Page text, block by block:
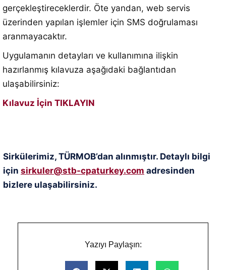
gerçekleştireceklerdir. Öte yandan, web servis
üzerinden yapılan işlemler için SMS doğrulaması
aranmayacaktır.
Uygulamanın detayları ve kullanımına ilişkin
hazırlanmış kılavuza aşağıdaki bağlantıdan
ulaşabilirsiniz:
Kılavuz İçin TIKLAYIN
Sirkülerimiz, TÜRMOB’dan alınmıştır. Detaylı bilgi
için sirkuler@stb-cpaturkey.com adresinden
bizlere ulaşabilirsiniz.
Yazıyı Paylaşın: